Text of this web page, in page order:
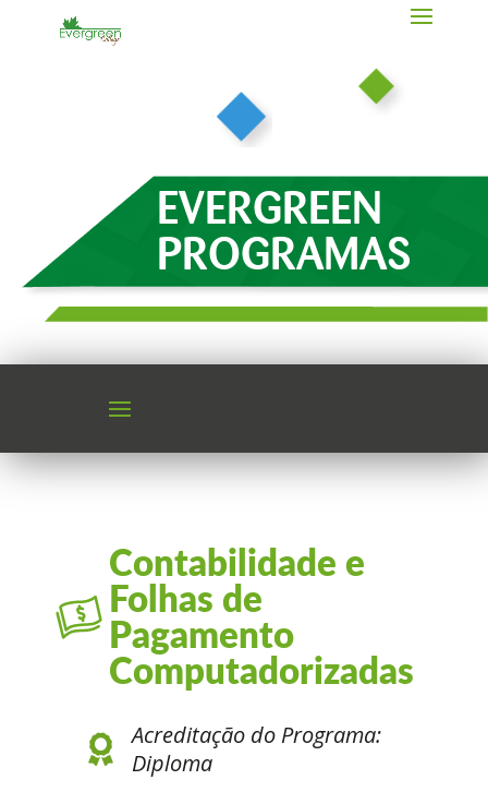
EVERGREEN
PROGRAMAS
Contabilidade e
Folhas de
Pagamento
Computadorizadas
Acreditação do Programa:
Diploma